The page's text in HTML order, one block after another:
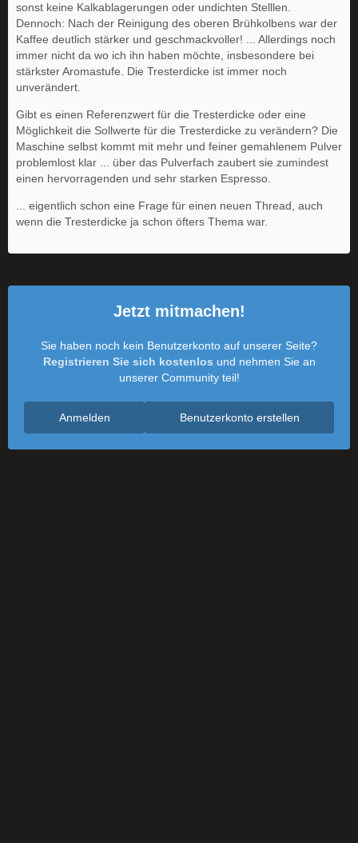
sonst keine Kalkablagerungen oder undichten Stelllen.
Dennoch: Nach der Reinigung des oberen Brühkolbens war der
Kaffee deutlich stärker und geschmackvoller! ... Allerdings noch
immer nicht da wo ich ihn haben möchte, insbesondere bei
stärkster Aromastufe. Die Tresterdicke ist immer noch
unverändert.
Gibt es einen Referenzwert für die Tresterdicke oder eine
Möglichkeit die Sollwerte für die Tresterdicke zu verändern? Die
Maschine selbst kommt mit mehr und feiner gemahlenem Pulver
problemlost klar ... über das Pulverfach zaubert sie zumindest
einen hervorragenden und sehr starken Espresso.
... eigentlich schon eine Frage für einen neuen Thread, auch
wenn die Tresterdicke ja schon öfters Thema war.
Jetzt mitmachen!
Sie haben noch kein Benutzerkonto auf unserer Seite?
Registrieren Sie sich kostenlos und nehmen Sie an
unserer Community teil!
Benutzerkonto erstellen
Anmelden